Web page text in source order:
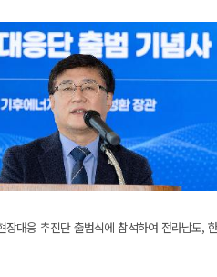
대응 추진단 출범식에 참석하여 전라남도,